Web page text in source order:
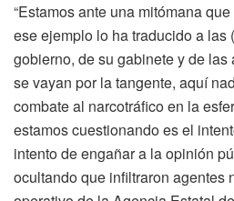
“Estamos ante una mitómana
ese ejemplo lo ha traducido a las
gobierno, de su gabinete y de
se vayan por la tangente, aquí
combate al narcotráfico en la
estamos cuestionando es el
intento de engañar a la opinión
ocultando que infiltraron agentes